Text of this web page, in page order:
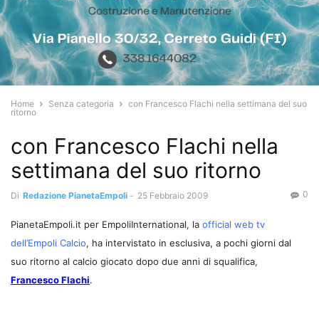
Home Senza categoria
con Francesco Flachi nella settimana del suo
ritorno
con Francesco Flachi nella
settimana del suo ritorno
Di Redazione PianetaEmpoli - 25 Febbraio 2009 0
PianetaEmpoli.it per EmpoliInternational, la official web tv
dell’Empoli Calcio, ha intervistato in esclusiva, a pochi giorni dal
suo ritorno al calcio giocato dopo due anni di squalifica,
Francesco Flachi.